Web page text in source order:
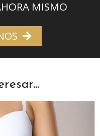
MISMO